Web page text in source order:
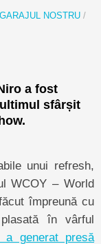
GARAJUL NOSTRU /
a fost
sfârșit
unui refresh,
WCOY – World
împreună cu
în vârful
a generat presă